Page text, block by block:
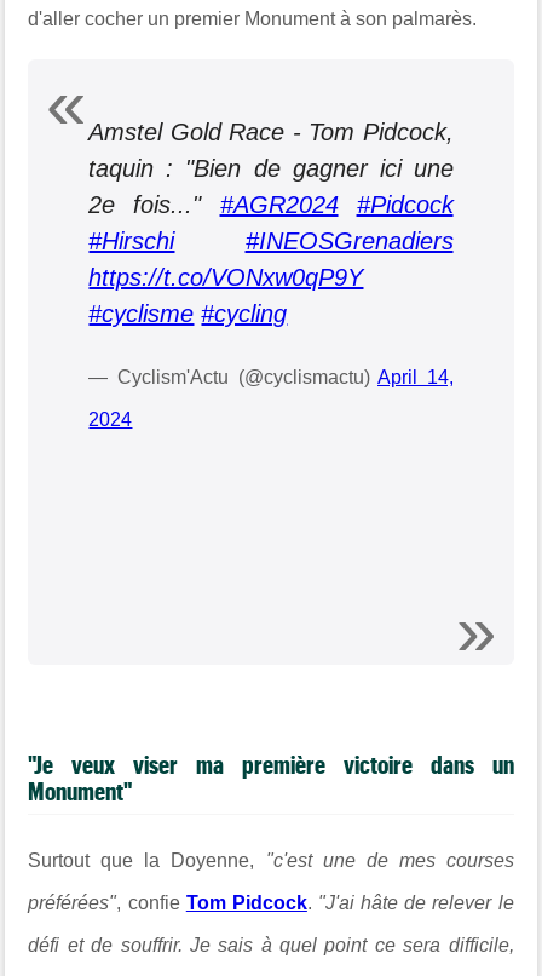
d'aller cocher un premier Monument à son palmarès.
Amstel Gold Race - Tom Pidcock,
taquin : "Bien de gagner ici une
2e fois..." #AGR2024
#Pidcock
#Hirschi
#INEOSGrenadiers
https://t.co/VONxw0qP9Y
#cyclisme #cycling
— Cyclism'Actu (@cyclismactu)April 14,
2024
"Je veux viser ma première victoire dans un
Monument"
Surtout que la Doyenne, "c'est une de mes courses
préférées", confie Tom Pidcock. "J'ai hâte de relever le
défi et de souffrir. Je sais à quel point ce sera difficile,